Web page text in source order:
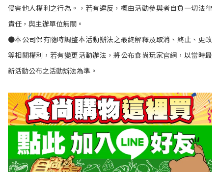
侵害他人權利之行為。，若有違反，概由活動參與者自負一切法律
責任，與主辦單位無關。
●本公司保有隨時調整本活動辦法之最終解釋及取消、終止、更改
等相關權利，若有變更活動辦法，將公布食尚玩家官網，以當時最
新活動公布之活動辦法為準。